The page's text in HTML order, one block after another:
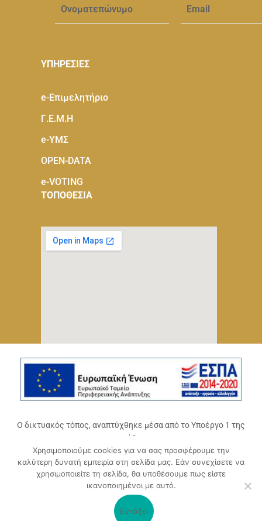
ΥΠΗΡΕΣΙΕΣ
e-Eπιμελητήριο
Γ.Ε.Μ.Η
e-ΥΜΣ
OPEN-DATA
e-VOTING
ΤΟΠΟΘΕΣΙΑ
Ο δικτυακός τόπος, αναπτύχθηκε μέσα από το Υποέργο 1 της
πράξης
«Ψηφιακό Οικοσύστημα Επιχειρηματικότητας του
Επιμελητηρίου Αχαΐας» (ΟΠΣ 5045300),
Επιχειρησιακό Πρόγραμμα «Δυτική Ελλάδα 2014-2020».
Συγχρηματοδοτείται από την Ευρωπαϊκή Ένωση (Ευρωπαϊκό
Ταμείο Περιφερειακής Ανάπτυξης ΕΤΠΑ) και από εθνικούς
πόρους μέσω του ΠΔΕ.
Χρησιμοποιούμε cookies για να σας προσφέρουμε την
καλύτερη δυνατή εμπειρία στη σελίδα μας. Εάν συνεχίσετε να
χρησιμοποιείτε τη σελίδα, θα υποθέσουμε πως είστε
ικανοποιημένοι με αυτό.
Εντάξει